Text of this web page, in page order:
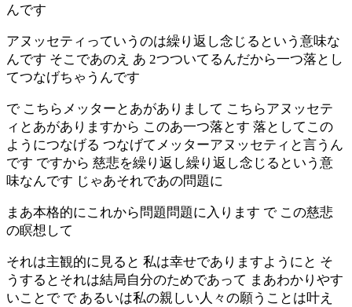
んです
アヌッセティっていうのは繰り返し念じるという意味な
んです そこであのえ あ 2つついてるんだから一つ落とし
てつなげちゃうんです
で こちらメッターとあがありまして こちらアヌッセテ
ィとあがありますから このあ一つ落とす 落としてこの
ようにつなげる つなげてメッターアヌッセティと言うん
です ですから 慈悲を繰り返し繰り返し念じるという意
味なんです じゃあそれであの問題に
まあ本格的にこれから問題問題に入ります で この慈悲
の瞑想して
それは主観的に見ると 私は幸せでありますようにと そ
うするとそれは結局自分のためであって まあわかりやす
いことで で あるいは私の親しい人々の願うことは叶え